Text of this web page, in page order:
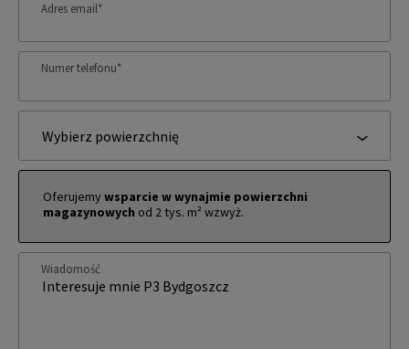
Adres email*
Numer telefonu*
Wybierz powierzchnię
Oferujemywsparcie w wynajmie powierzchni
magazynowych od 2 tys. m² wzwyż.
Wiadomość